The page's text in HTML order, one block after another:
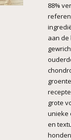
88%
aan de
grote
unieke
en